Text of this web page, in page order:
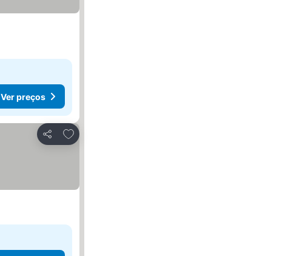
Ver preços
Partilhar
Adicionar aos favoritos